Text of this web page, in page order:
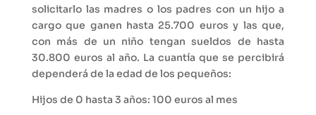
solicitarlo las madres o los padres con un hijo a
cargo que ganen hasta 25.700 euros y las que,
con más de un niño tengan sueldos de hasta
30.800 euros al año. La cuantía que se percibirá
dependerá de la edad de los pequeños:
Hijos de 0 hasta 3 años: 100 euros al mes